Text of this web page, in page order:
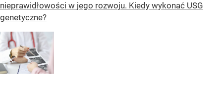
nieprawidłowości w jego rozwoju. Kiedy wykonać USG
genetyczne?